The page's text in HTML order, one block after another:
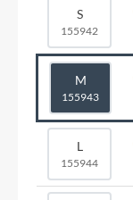
S
155942
M
155943
L
155944